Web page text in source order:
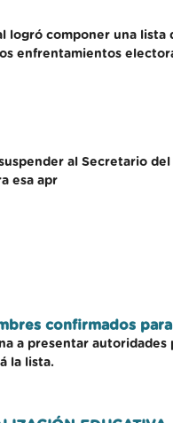
logró componer una lista
enfrentamientos
al Secretario del
esa apr
confirmados
a presentar autoridades
la lista.